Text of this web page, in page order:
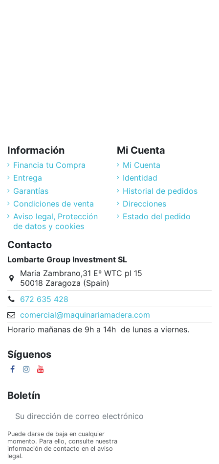
Información
Financia tu Compra
Entrega
Garantías
Condiciones de venta
Aviso legal, Protección
de datos y cookies
Mi Cuenta
Mi Cuenta
Identidad
Historial de pedidos
Direcciones
Estado del pedido
Contacto
Lombarte Group Investment SL
Maria Zambrano,31 Eº WTC pl 15
50018 Zaragoza (Spain)
672 635 428
comercial@maquinariamadera.com
Horario mañanas de 9h a 14h de lunes a viernes.
Síguenos
Boletín
Puede darse de baja en cualquier
momento. Para ello, consulte nuestra
información de contacto en el aviso
legal.